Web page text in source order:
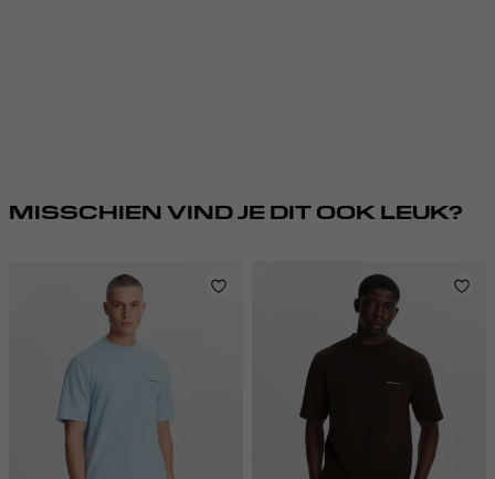
MISSCHIEN VIND JE DIT OOK LEUK?